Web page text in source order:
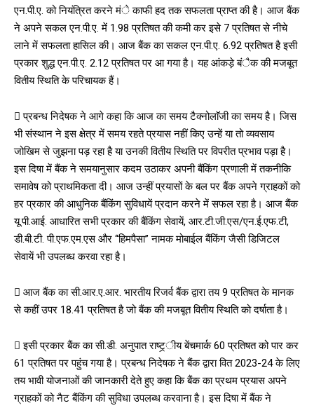
एन.पी.ए. को नियंत्रित करने मंे काफी हद तक सफलता प्राप्त की है। आज बैंक
ने अपने सकल एन.पी.ए. में 1.98 प्रतिषत की कमी कर इसे 7 प्रतिषत से नीचे
लाने में सफलता हासिल की। आज बैंक का सकल एन.पी.ए. 6.92 प्रतिषत है इसी
प्रकार शुद्ध एन.पी.ए. 2.12 प्रतिषत पर आ गया है। यह आंकड़े बंैक की मजबूत
वितीय स्थिति के परिचायक हैं।
 प्रबन्ध निदेषक ने आगे कहा कि आज का समय टैक्नोलाॅजी का समय है। जिस
भी संस्थान ने इस क्षेत्र में समय रहते प्रयास नहीं किए उन्हें या तो व्यवसाय
जोखिम से जुझना पड़ रहा है या उनकी वितीय स्थिति पर विपरीत प्रभाव पड़ा है।
इस दिषा में बैंक ने समयानुसार कदम उठाकर अपनी बैंकिंग प्रणाली में तकनीकि
समावेष को प्राथमिकता दी। आज उन्हीं प्रयासों के बल पर बैंक अपने ग्राहकों को
हर प्रकार की आधुनिक बैंकिंग सुविधायें प्रदान करने में सफल रहा है। आज बैंक
यू.पी.आई. आधारित सभी प्रकार की बैंकिंग सेवायें, आर.टी.जी.एस/एन.ई.एफ.टी,
डी.बी.टी. पी.एफ.एम.एस और ‘‘हिमपैसा’’ नामक मोबाईल बैंकिंग जैसी डिजिटल
सेवायें भी उपलब्ध करवा रहा है।
 आज बैंक का सी.आर.ए.आर. भारतीय रिजर्व बैंक द्वारा तय 9 प्रतिषत के मानक
से कहीं उपर 18.41 प्रतिषत है जो बैंक की मजबूत वितीय स्थिति को दर्षाता है।
 इसी प्रकार बैंक का सी.डी. अनुपात राष्ट्र्ीय बेंचमार्क 60 प्रतिषत को पार कर
61 प्रतिषत पर पहुंच गया है। प्रबन्ध निदेषक ने बैंक द्वारा वित 2023-24 के लिए
तय भावी योजनाओं की जानकारी देते हुए कहा कि बैंक का प्रथम प्रयास अपने
ग्राहकों को नैट बैंकिंग की सुविधा उपलब्ध करवाना है। इस दिषा में बैंक ने